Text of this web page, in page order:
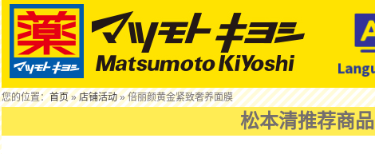
您的位置：首页»店铺活动» 倍丽颜黄金紧致奢养面膜
松本清推荐商品